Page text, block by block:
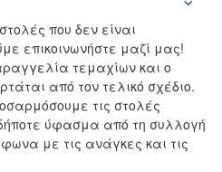
που δεν είναι
επικοινωνήστε μαζί μας!
τεμαχίων και ο
από τον τελικό σχέδιο.
τις στολές
ύφασμα από τη συλλογή
με τις ανάγκες και τις